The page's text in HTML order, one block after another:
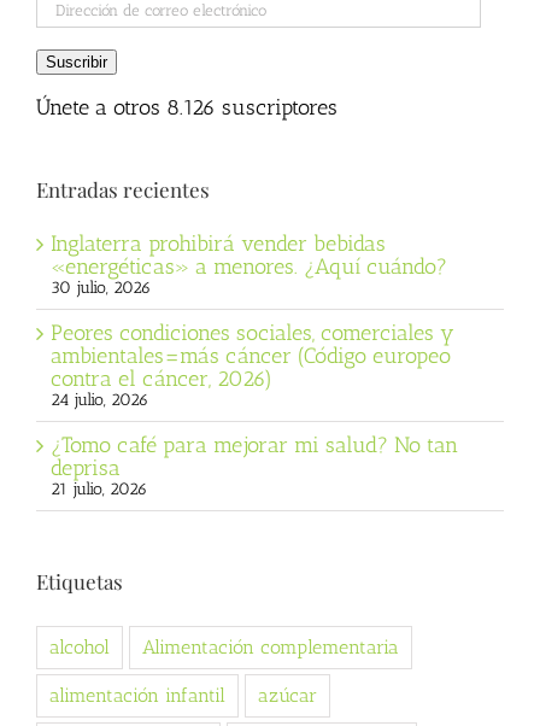
de
correo
electrónico
Suscribir
Únete a otros 8.126 suscriptores
Entradas recientes
Inglaterra prohibirá vender bebidas
«energéticas» a menores. ¿Aquí cuándo?
30 julio, 2026
Peores condiciones sociales, comerciales y
ambientales=más cáncer (Código europeo
contra el cáncer, 2026)
24 julio, 2026
¿Tomo café para mejorar mi salud? No tan
deprisa
21 julio, 2026
Etiquetas
alcohol Alimentación complementaria
alimentación infantil azúcar